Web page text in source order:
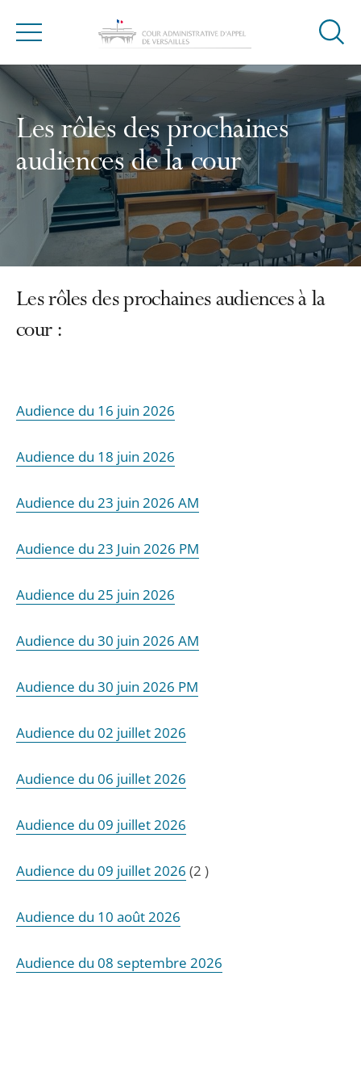
Menu
Ouvrir
de
Les rôles des prochaines
audiences de la cour
Les rôles des prochaines audiences à la
cour :
Audience du 16 juin 2026
Audience du 18 juin 2026
Audience du 23 juin 2026 AM
Audience du 23 Juin 2026 PM
Audience du 25 juin 2026
Audience du 30 juin 2026 AM
Audience du 30 juin 2026 PM
Audience du 02 juillet 2026
Audience du 06 juillet 2026
Audience du 09 juillet 2026
Audience du 09 juillet 2026 (2 )
Audience du 10 août 2026
Audience du 08 septembre 2026